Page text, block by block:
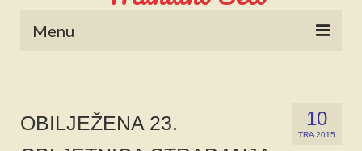
Menu
10
TRA 2015
OBILJEŽENA 23.